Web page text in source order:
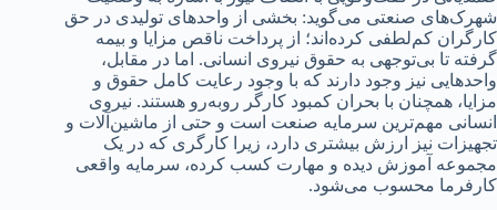
شهرک‌های صنعتی می‌گوید: بخشی از واحدهای تولیدی در حق
کارگران کم‌لطفی کرده‌اند؛ از پرداخت ناقص مزایا و بیمه
گرفته تا بی‌توجهی به حقوق نیروی انسانی. اما در مقابل،
واحدهایی نیز وجود دارند که با وجود رعایت کامل حقوق و
مزایا، همچنان با بحران کمبود کارگر روبه‌رو هستند. نیروی
انسانی مهم‌ترین سرمایه صنعت است و حتی از ماشین‌آلات و
تجهیزات نیز ارزش بیشتری دارد، زیرا کارگری که در یک
مجموعه آموزش دیده و مهارت کسب کرده، سرمایه واقعی
کارفرما محسوب می‌شود.